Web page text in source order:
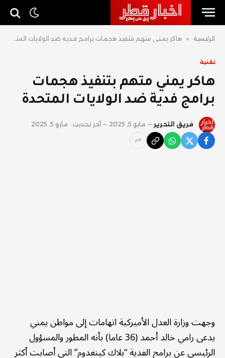
الرئيسية » هاكر يمني متهم بتنفيذ هجمات برامج فدية ضد الولايات المتحدة
تقنية
هاكر يمني متهم بتنفيذ هجمات
برامج فدية ضد الولايات المتحدة
فريق التحرير مايو 5, 2025 آخر تحديث: مايو 5, 2025
وجهت وزارة العدل الأميركية اتهامات إلى مواطن يمني
يدعى رامي خالد أحمد (36 عاما) بأنه المطور والمسؤول
الرئيسي عن برامج الفدية “بلاك كينغدوم” التي أصابت أكثر